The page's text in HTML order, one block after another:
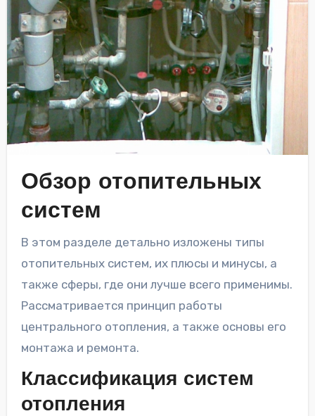
Обзор отопительных
систем
В этом разделе детально изложены типы
отопительных систем, их плюсы и минусы, а
также сферы, где они лучше всего применимы.
Рассматривается принцип работы
центрального отопления, а также основы его
монтажа и ремонта.
Классификация систем
отопления